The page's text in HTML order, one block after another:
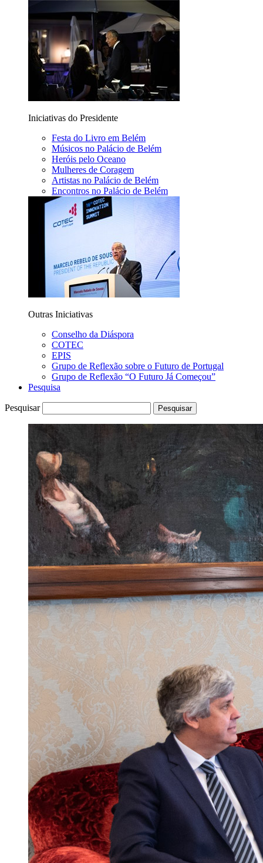
Iniciativas do Presidente
Festa do Livro em Belém
Músicos no Palácio de Belém
Heróis pelo Oceano
Mulheres de Coragem
Artistas no Palácio de Belém
Encontros no Palácio de Belém
Outras Iniciativas
Conselho da Diáspora
COTEC
EPIS
Grupo de Reflexão sobre o Futuro de Portugal
Grupo de Reflexão “O Futuro Já Começou”
Pesquisa
Pesquisar Pesquisar